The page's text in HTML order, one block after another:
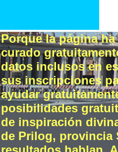
Porque la página
curado
datos inclusos en
sus inscripciones
ayudar
posibilidades
de inspiración
de Prilog, provincia